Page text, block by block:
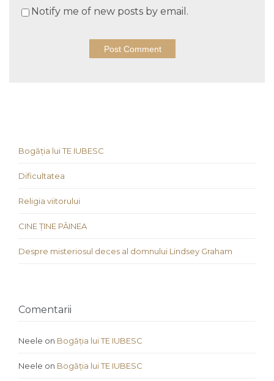
Notify me of new posts by email.
Bogăția lui TE IUBESC
Dificultatea
Religia viitorului
CINE ȚINE PÂINEA
Despre misteriosul deces al domnului Lindsey Graham
Comentarii
Neele on Bogăția lui TE IUBESC
Neele on Bogăția lui TE IUBESC